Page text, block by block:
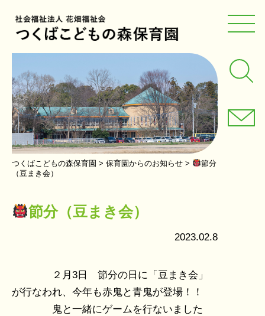
つくばこどもの森保育園 > 保育園からのお知らせ >
節分
（豆まき会）
節分（豆まき会）
2023.02.8
２月3日 節分の日に「豆まき会」
が行なわれ、今年も赤鬼と青鬼が登場！！
鬼と一緒にゲームを行ないました